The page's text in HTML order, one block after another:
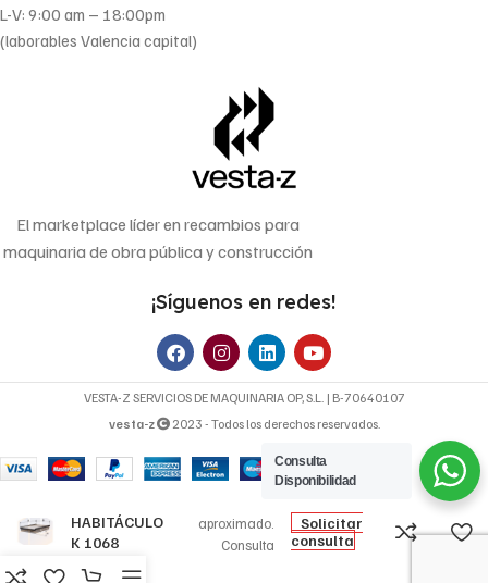
L-V: 9:00 am – 18:00pm
(laborables Valencia capital)
El marketplace líder en recambios para
maquinaria de obra pública y construcción
¡Síguenos en redes!
VESTA-Z SERVICIOS DE MAQUINARIA OP, S.L. | B-70640107
vesta-z
2023 - Todos los derechos reservados.
HABITÁCULO
K 1068
22,82 €
aproximado.
Consulta
Solicitar
consulta
Consulta
Disponibilidad